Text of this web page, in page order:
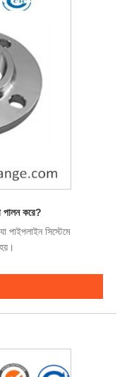
পালন করে?
পাইপলাইন সিস্টেমে